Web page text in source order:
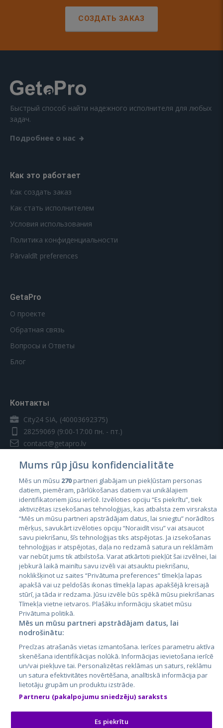
СОЗДАТЬ ЗАКАЗ
Быстрый способ найти надежного исполнителя для любых
задач.
Подробнее о нас
Как это работает
Как создать заказ
Как стать исполнителем
Условия использования
Политика конфиденциальности
Pārvaldīt preferences
GetaPro
О проекте
Обратная связь
Вопросы и Ответы
Блог
Контакты
City24 SIA, (40003692375)
28259069 (9:00-17:00 пн. - пт.)
contact@getapro.lv
Страны
Эстония
Латвия
Литва
City24.lv
City24.ee
GetaPro.lv
GetaPro.ee
Skelbiu.lt
Autoplius.lt
Aruodas.lt
CVbankas.lt
Kainos.lt
Paslaugos.lt
auto24.ee
Osta.ee
KuldneBörs.ee
Mums rūp jūsu konfidencialitāte
Mēs un mūsu 270partneri glabājam un piekļūstam personas
datiem, piemēram, pārlūkošanas datiem vai unikālajiem
identifikatoriem jūsu ierīcē. Izvēloties opciju “Es piekrītu”, tiek
aktivizētas izsekošanas tehnoloģijas, kas atbalsta zem virsraksta
“Mēs un mūsu partneri apstrādājam datus, lai sniegtu” norādītos
mērķus, savukārt izvēloties opciju “Noraidīt visu” vai atsaucot
savu piekrišanu, šīs tehnoloģijas tiks atspējotas. Ja izsekošanas
tehnoloģijas ir atspējotas, daļa no redzamā satura un reklāmām
var nebūt jums tik atbilstoša. Varat atkārtoti piekļūt šai izvēlnei, lai
jebkurā laikā mainītu savu izvēli vai atsauktu piekrišanu,
noklikšķinot uz saites “Privātuma preferences” tīmekļa lapas
apakšā vai uz peldošās ikonas tīmekļa lapas apakšējā kreisajā
stūrī, ja tāda ir redzama. Jūsu izvēle būs spēkā mūsu piekrišanas
Tīmekļa vietne ietvaros. Plašāku informāciju skatiet mūsu
Privātuma politikā.
Mēs un mūsu partneri apstrādājam datus, lai
nodrošinātu:
Precīzas atrašanās vietas izmantošana. Ierīces parametru aktīva
skenēšana identifikācijas nolūkā. Informācijas ievietošana ierīcē
un/vai piekļuve tai. Personalizētas reklāmas un saturs, reklāmu
un satura efektivitātes novērtēšana, analītiskā informācija par
lietotāju grupām un produktu izstrāde.
Partneru (pakalpojumu sniedzēju) saraksts
Es piekrītu